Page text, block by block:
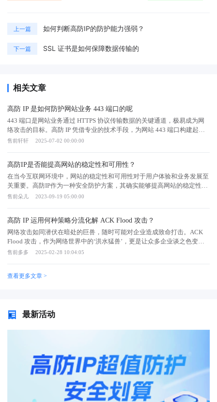
上一篇 如何判断高防IP的防护能力强弱？
下一篇 SSL 证书是如何保障数据传输的
相关文章
高防 IP 是如何防护网站业务 443 端口的呢
443 端口是网站业务通过 HTTPS 协议传输数据的关键通道，极易成为网
络攻击的目标。高防 IP 凭借专业的技术手段，为网站 443 端口构建起严
密的安全防护体系，保障数据传输安全与业务稳定运行。高防ip防护443
数量、数据包传输速率等指标，及时发现异常流量波动。例如，当检测到
短时间内大量来自不同 IP 的 HTTPS 连接请求，远超正常业务水平时，迅
速将其标记为可疑流量，启动防护流程。精准攻击识别：针对 443 端口常
见的攻击类型，高防 IP 利用多种技术进行精准识别。对于 DDoS 攻击，
包内容，识别隐藏在加密通道中的 SQL 注入、XSS 攻击等威胁，确保不
放过任何恶意行为。定制cc策略：高防 IP 根据攻击识别结果，自动实施
智能防护策略。对于 DDoS 攻击流量，通过流量牵引技术将其引流至高防
清洗节点，利用算法过滤恶意流量，只允许正常流量回源到网站服务器；
安全。协议深度适配：443 端口承载的 HTTPS 协议涉及 SSL/TLS 加密握
下，减少对网站访问速度的影响，提升用户体验。高防 IP 通过实时流量
售前轩轩 2025-07-02 00:00:00
高防IP是否能提高网站的稳定性和可用性？
在当今互联网环境中，网站的稳定性和可用性对于用户体验和业务发展至
关重要。高防IP作为一种安全防护方案，其确实能够提高网站的稳定性和
可用性。那么高防IP是否能提高网站的稳定性和可用性？从以下几个方面
耗网站的带宽和服务器资源，导致网站服务崩溃或不可用。高防IP方案提
供了强大的DDoS攻击防护能力，能够及时识别和应对大规模的DDoS攻击
流量，确保网站正常运行。二、实时监测和快速响应高防IP方案通常提供
实时监测和快速响应机制，能够迅速发现异常流量和攻击行为，并采取相
均衡功能，可以根据流量情况将请求分配到不同的服务器上，避免单个服
上，加快内容加载速度，提高用户的访问体验。通过缓存和加速，能够减
可用性。通过抵御大规模的DDoS攻击、实时监测和快速响应、分流和负
载均衡、缓存和加速以及持续更新和升级等方面的措施，高防IP方案能够
确保网站的正常运行，提升用户体验，保护业务安全。选择适合的高防IP
方案对于提高网站的稳定性和可用性至关重要。通过抵御DDoS攻击、实
时监测与快速响应、分流与负载均衡、缓存与加速、持续更新与升级等多
售前朵儿 2023-09-19 05:00:00
高防 IP 运用何种策略分流化解 ACK Flood 攻击？
网络攻击如同潜伏在暗处的巨兽，随时可能对企业造成致命打击。ACK
Flood 攻击，作为网络世界中的‘洪水猛兽’，更是让众多企业谈之色变。”
ACK Flood 攻击通过向目标服务器发送大量 ACK 数据包，消耗服务器资
牌声誉受损。那么高防 IP 运用何种策略分流化解 ACK Flood 攻击？流量
器。例如，高防 IP 可以通过设置请求频率限制，限制单个 IP 在短时间内
Flood 攻击。黑名单与白名单机制对于多次触发异常检测机制的 IP 地址，
高防 IP 可以将其加入黑名单，限制其访问。对于已知的合法 IP 地址，高
防 IP 可以设置白名单，允许其通过而无需经过严格的验证过程，从而确
保合法用户的正常访问。智能调度与负载均衡高防 IP 可以根据流量负载
情况智能调度，将流量合理分配到不同的服务器，避免单一服务器过载。
售前多多 2025-02-28 10:04:05
查看更多文章 >
最新活动